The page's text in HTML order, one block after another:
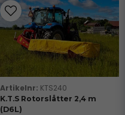
KTS240
K.T.S Rotorslåtter 2,4 m
(D6L)